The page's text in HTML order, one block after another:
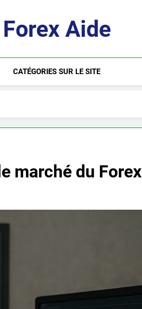
Forex Aide
CATÉGORIES SUR LE SITE
marché du Forex